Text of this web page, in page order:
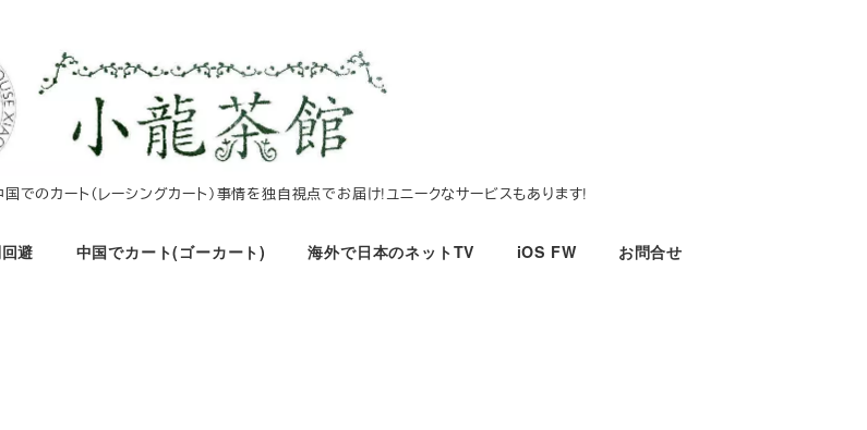
でのカート（レーシングカート）事情を独自視点でお届け!ユニークなサービスもあります!
避 中国でカート(ゴーカート) 海外で日本のネットTV iOS FW お問合せ